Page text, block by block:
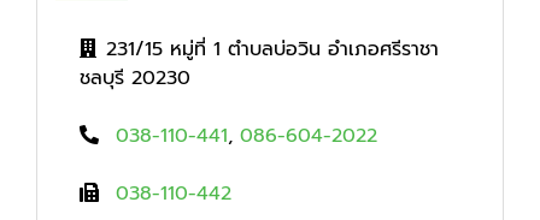
231/15 หมู่ที่ 1 ตำบลบ่อวิน อำเภอศรีราชา
ชลบุรี 20230
038-110-441, 086-604-2022
038-110-442